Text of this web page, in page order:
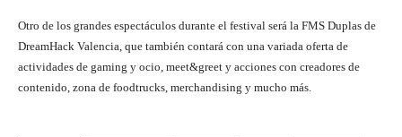
Otro de los grandes espectáculos durante el festival será la FMS Duplas de
DreamHack Valencia, que también contará con una variada oferta de
actividades de gaming y ocio, meet&greet y acciones con creadores de
contenido, zona de foodtrucks, merchandising y mucho más.